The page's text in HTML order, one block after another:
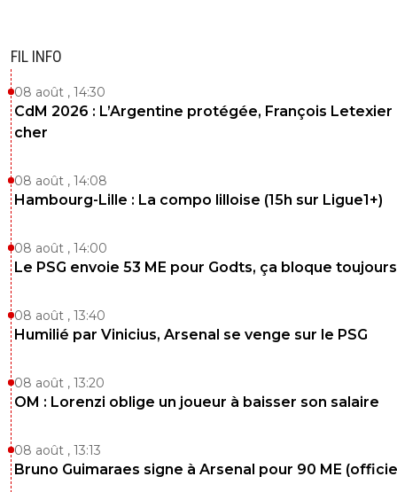
FIL INFO
08 août , 14:30
CdM 2026 : L’Argentine protégée, François Letexier
cher
08 août , 14:08
Hambourg-Lille : La compo lilloise (15h sur Ligue1+)
08 août , 14:00
Le PSG envoie 53 ME pour Godts, ça bloque toujours
08 août , 13:40
Humilié par Vinicius, Arsenal se venge sur le PSG
08 août , 13:20
OM : Lorenzi oblige un joueur à baisser son salaire
08 août , 13:13
Bruno Guimaraes signe à Arsenal pour 90 ME